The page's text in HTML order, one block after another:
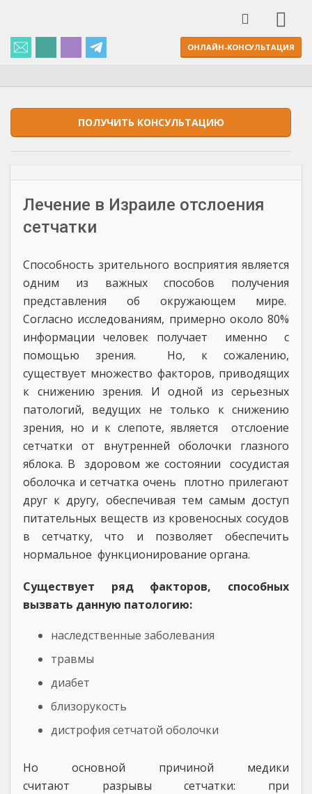
ОНЛАЙН-КОНСУЛЬТАЦИЯ
ПОЛУЧИТЬ КОНСУЛЬТАЦИЮ
Лечение в Израиле отслоения
сетчатки
Способность зрительного восприятия является
одним из важных способов получения
представления об окружающем мире.
Согласно исследованиям, примерно около 80%
информации человек получает именно с
помощью зрения. Но, к сожалению,
существует множество факторов, приводящих
к снижению зрения. И одной из серьезных
патологий, ведущих не только к снижению
зрения, но и к слепоте, является отслоение
сетчатки от внутренней оболочки глазного
яблока. В здоровом же состоянии сосудистая
оболочка и сетчатка очень плотно прилегают
друг к другу, обеспечивая тем самым доступ
питательных веществ из кровеносных сосудов
в сетчатку, что и позволяет обеспечить
нормальное функционирование органа.
Существует ряд факторов, способных
вызвать данную патологию:
наследственные заболевания
травмы
диабет
близорукость
дистрофия сетчатой оболочки
Но основной причиной медики
считают разрывы сетчатки: при